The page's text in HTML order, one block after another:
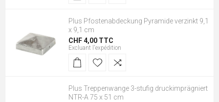
Plus Pfostenabdeckung Pyramide verzinkt 9,1
x 9,1 cm
CHF 4,00 TTC
Excluant l'expédition
Plus Treppenwange 3-stufig druckimprägniert
NTR-A 75 x 51 cm